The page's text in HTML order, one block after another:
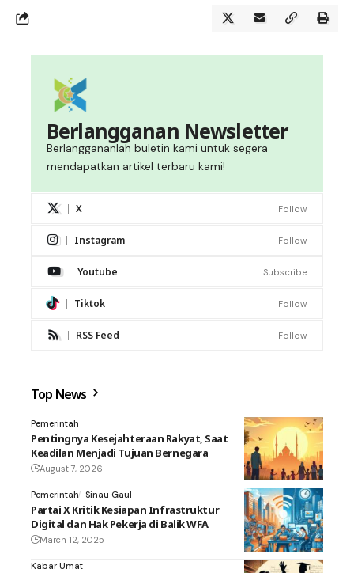
Berlangganan Newsletter
Berlanggananlah buletin kami untuk segera
mendapatkan artikel terbaru kami!
X Follow
Instagram Follow
Youtube Subscribe
Tiktok Follow
RSS Feed Follow
Top News
Pemerintah
Pentingnya Kesejahteraan Rakyat, Saat
Keadilan Menjadi Tujuan Bernegara
August 7, 2026
Pemerintah Sinau Gaul
Partai X Kritik Kesiapan Infrastruktur
Digital dan Hak Pekerja di Balik WFA
March 12, 2025
Kabar Umat